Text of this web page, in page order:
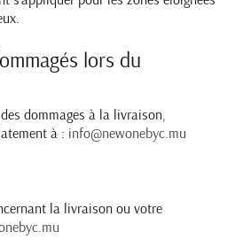
lors du
dommages à la livraison,
à : info@newonebyc.mu
la livraison ou votre